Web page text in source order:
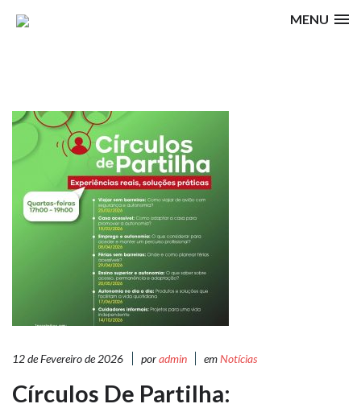
MENU
12 de Fevereiro de 2026 poradmin emNotícias
Círculos De Partilha: